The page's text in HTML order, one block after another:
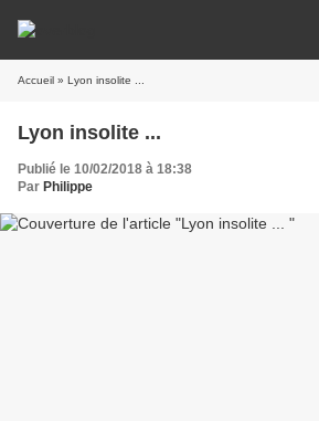
Accueil » Lyon insolite ...
Lyon insolite ...
Publié le 10/02/2018 à 18:38
Par Philippe